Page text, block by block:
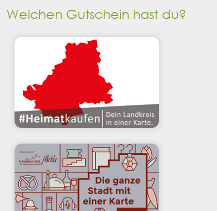
Welchen Gutschein hast du?